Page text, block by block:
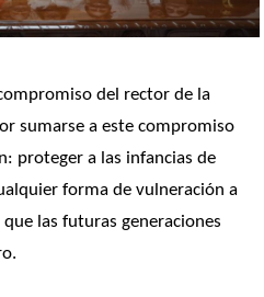
del rector de la
sumarse a este compromiso
proteger a las infancias de
forma de vulneración a
las futuras generaciones